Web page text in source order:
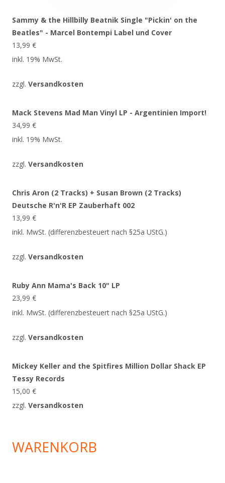
Sammy & the Hillbilly Beatnik Single "Pickin' on the
Beatles" - Marcel Bontempi Label und Cover
13,99 €
inkl. 19% MwSt.
zzgl. Versandkosten
Mack Stevens Mad Man Vinyl LP - Argentinien Import!
34,99 €
inkl. 19% MwSt.
zzgl. Versandkosten
Chris Aron (2 Tracks) + Susan Brown (2 Tracks)
Deutsche R'n'R EP Zauberhaft 002
13,99 €
inkl. MwSt. (differenzbesteuert nach §25a UStG.)
zzgl. Versandkosten
Ruby Ann Mama's Back 10" LP
23,99 €
inkl. MwSt. (differenzbesteuert nach §25a UStG.)
zzgl. Versandkosten
Mickey Keller and the Spitfires Million Dollar Shack EP
Tessy Records
15,00 €
zzgl. Versandkosten
WARENKORB